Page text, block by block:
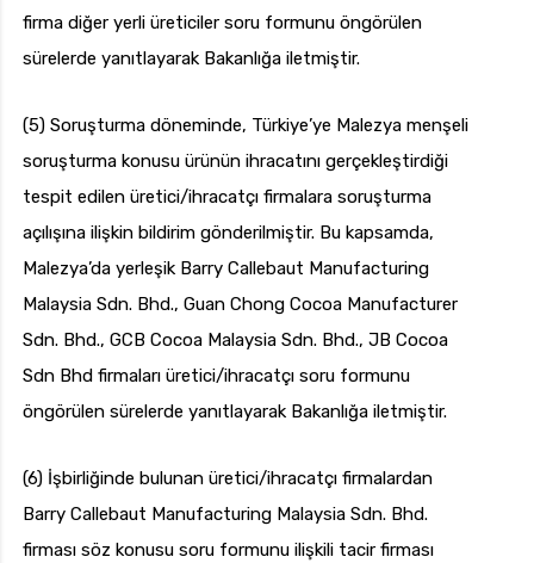
firma diğer yerli üreticiler soru formunu öngörülen
sürelerde yanıtlayarak Bakanlığa iletmiştir.
(5) Soruşturma döneminde, Türkiye’ye Malezya menşeli
soruşturma konusu ürünün ihracatını gerçekleştirdiği
tespit edilen üretici/ihracatçı firmalara soruşturma
açılışına ilişkin bildirim gönderilmiştir. Bu kapsamda,
Malezya’da yerleşik Barry Callebaut Manufacturing
Malaysia Sdn. Bhd., Guan Chong Cocoa Manufacturer
Sdn. Bhd., GCB Cocoa Malaysia Sdn. Bhd., JB Cocoa
Sdn Bhd firmaları üretici/ihracatçı soru formunu
öngörülen sürelerde yanıtlayarak Bakanlığa iletmiştir.
(6) İşbirliğinde bulunan üretici/ihracatçı firmalardan
Barry Callebaut Manufacturing Malaysia Sdn. Bhd.
firması söz konusu soru formunu ilişkili tacir firması